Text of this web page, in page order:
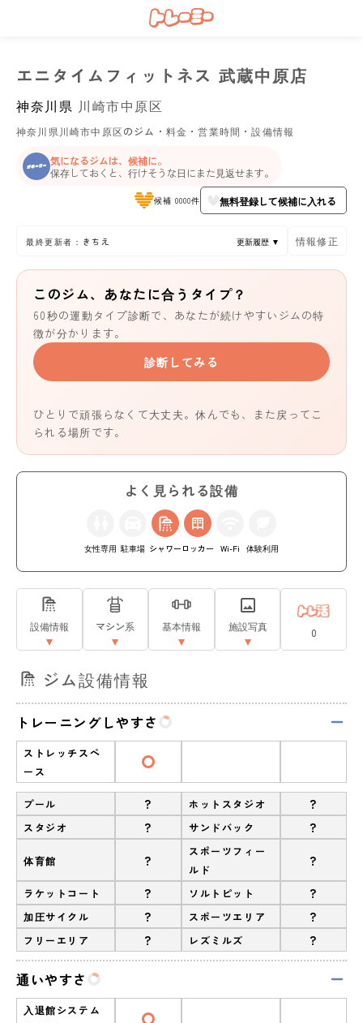
エニタイムフィットネス 武蔵中原店
神奈川県 川崎市中原区
神奈川県川崎市中原区のジム・料金・営業時間・設備情報
気になるジムは、候補に。
保存しておくと、行けそうな日にまた見返せます。
候補 0000件 無料登録して候補に入れる
最終更新者：きちえ 更新履歴 ▼ 情報修正
このジム、あなたに合うタイプ？
60秒の運動タイプ診断で、あなたが続けやすいジムの特
徴が分かります。
診断してみる
ひとりで頑張らなくて大丈夫。休んでも、また戻ってこ
られる場所です。
よく見られる設備
女性専用 駐車場 シャワー ロッカー Wi-Fi 体験利用
設備情報 マシン系 基本情報 施設写真 0
ジム設備情報
トレーニングしやすさ
ストレッチスペ
ース
プール ? ホットスタジオ ?
スタジオ ? サンドバック ?
体育館 ?
スポーツフィー
ルド
?
ラケットコート ? ソルトピット ?
加圧サイクル ? スポーツエリア ?
フリーエリア ? レズミルズ ?
通いやすさ
入退館システム